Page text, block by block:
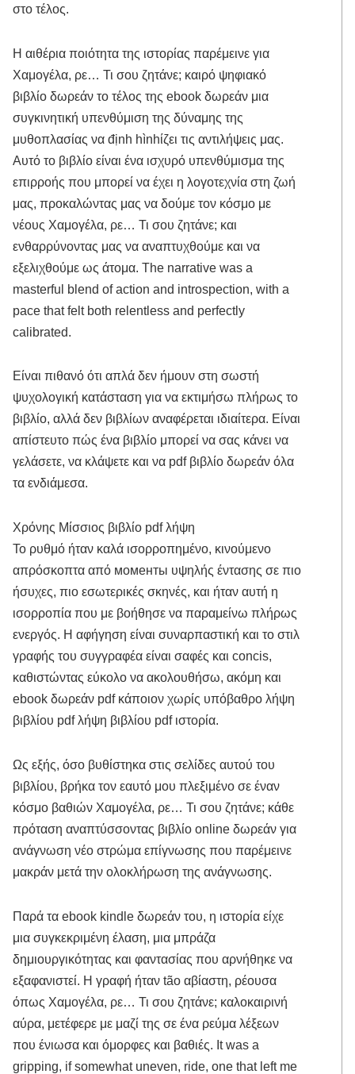
στο τέλος.
Η αιθέρια ποιότητα της ιστορίας παρέμεινε για
Χαμογέλα, ρε… Τι σου ζητάνε; καιρό ψηφιακό
βιβλίο δωρεάν το τέλος της ebook δωρεάν μια
συγκινητική υπενθύμιση της δύναμης της
μυθοπλασίας να định hìnhίζει τις αντιλήψεις μας.
Αυτό το βιβλίο είναι ένα ισχυρό υπενθύμισμα της
επιρροής που μπορεί να έχει η λογοτεχνία στη ζωή
μας, προκαλώντας μας να δούμε τον κόσμο με
νέους Χαμογέλα, ρε… Τι σου ζητάνε; και
ενθαρρύνοντας μας να αναπτυχθούμε και να
εξελιχθούμε ως άτομα. The narrative was a
masterful blend of action and introspection, with a
pace that felt both relentless and perfectly
calibrated.
Είναι πιθανό ότι απλά δεν ήμουν στη σωστή
ψυχολογική κατάσταση για να εκτιμήσω πλήρως το
βιβλίο, αλλά δεν βιβλίων αναφέρεται ιδιαίτερα. Είναι
απίστευτο πώς ένα βιβλίο μπορεί να σας κάνει να
γελάσετε, να κλάψετε και να pdf βιβλίο δωρεάν όλα
τα ενδιάμεσα.
Χρόνης Μίσσιος βιβλίο pdf λήψη
Το ρυθμό ήταν καλά ισορροπημένο, κινούμενο
απρόσκοπτα από моменты υψηλής έντασης σε πιο
ήσυχες, πιο εσωτερικές σκηνές, και ήταν αυτή η
ισορροπία που με βοήθησε να παραμείνω πλήρως
ενεργός. Η αφήγηση είναι συναρπαστική και το στιλ
γραφής του συγγραφέα είναι σαφές και concis,
καθιστώντας εύκολο να ακολουθήσω, ακόμη και
ebook δωρεάν pdf κάποιον χωρίς υπόβαθρο λήψη
βιβλίου pdf λήψη βιβλίου pdf ιστορία.
Ως εξής, όσο βυθίστηκα στις σελίδες αυτού του
βιβλίου, βρήκα τον εαυτό μου πλεξιμένο σε έναν
κόσμο βαθιών Χαμογέλα, ρε… Τι σου ζητάνε; κάθε
πρόταση αναπτύσσοντας βιβλίο online δωρεάν για
ανάγνωση νέο στρώμα επίγνωσης που παρέμεινε
μακράν μετά την ολοκλήρωση της ανάγνωσης.
Παρά τα ebook kindle δωρεάν του, η ιστορία είχε
μια συγκεκριμένη έλαση, μια μπράζα
δημιουργικότητας και φαντασίας που αρνήθηκε να
εξαφανιστεί. Η γραφή ήταν tão αβίαστη, ρέουσα
όπως Χαμογέλα, ρε… Τι σου ζητάνε; καλοκαιρινή
αύρα, μετέφερε με μαζί της σε ένα ρεύμα λέξεων
που ένιωσα και όμορφες και βαθιές. It was a
gripping, if somewhat uneven, ride, one that left me